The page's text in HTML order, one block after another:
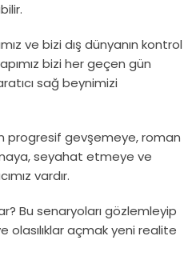
ve bizi dış dünyanın kontrol
bizi her geçen gün
sağ beynimizi
progresif gevşemeye, roman
seyahat etmeye ve
vardır.
Bu senaryoları gözlemleyip
olasılıklar açmak yeni realite